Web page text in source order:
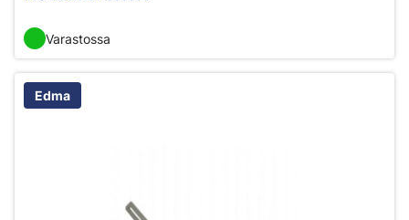
Varastossa
Edma